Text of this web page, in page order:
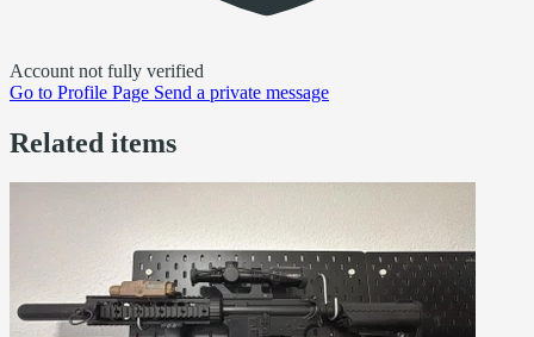
Account not fully verified
Go to Profile Page Send a private message
Related items